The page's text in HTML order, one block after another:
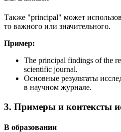
Также "principal" может
то важного или значительного.
Пример:
The principal findings of the
scientific journal.
Основные результаты
в научном журнале.
3. Примеры и контексты
В образовании